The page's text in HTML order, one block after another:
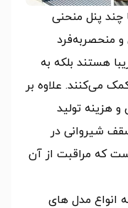
چند پنل منحنی
منحصربه‌فرد
هستند بلکه به
می‌کنند. علاوه بر
هزینه تولید
شیروانی در
که مراقبت از آن
انواع مدل های